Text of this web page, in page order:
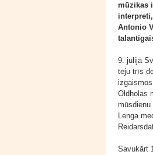
mūzikas
Antonio
9. jūlijā
teju trīs
Oldholas
mūsdienu
Lenga
Savukārt